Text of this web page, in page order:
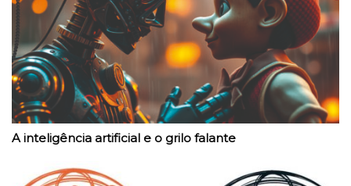
A inteligência artificial e o grilo falante